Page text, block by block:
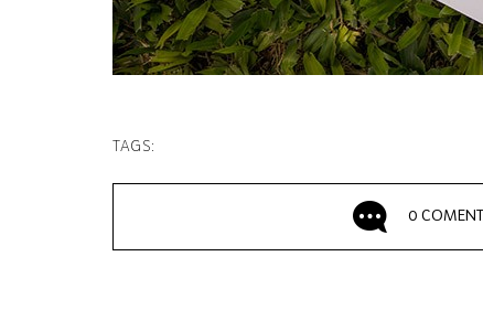
TAGS:
0